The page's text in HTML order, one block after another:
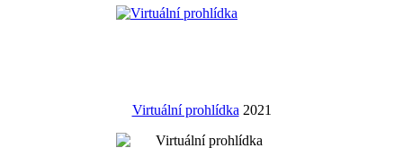
Virtuální prohlídka 2021